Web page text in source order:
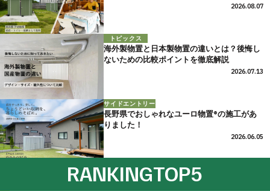
2026.08.07
トピックス
海外製物置と日本製物置の違いとは？後悔し
ないための比較ポイントを徹底解説
2026.07.13
サイドエントリー
長野県でおしゃれなユーロ物置®の施工があ
りました！
2026.06.05
RANKINGTOP5